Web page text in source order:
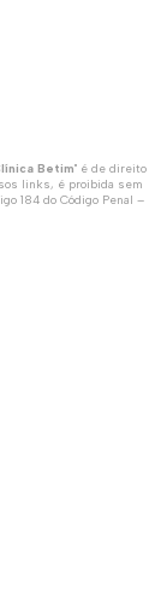
Betim" é de direito
links, é proibida sem
184 do Código Penal –